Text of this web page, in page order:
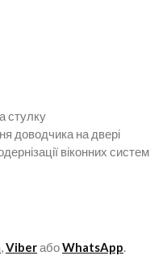
стулку
доводчика на двері
віконних систем
,ViberабоWhatsApp.